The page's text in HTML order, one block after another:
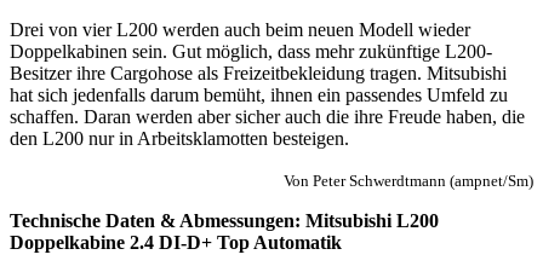
Drei von vier L200 werden auch beim neuen Modell wieder
Doppelkabinen sein. Gut möglich, dass mehr zukünftige L200-
Besitzer ihre Cargohose als Freizeitbekleidung tragen. Mitsubishi
hat sich jedenfalls darum bemüht, ihnen ein passendes Umfeld zu
schaffen. Daran werden aber sicher auch die ihre Freude haben, die
den L200 nur in Arbeitsklamotten besteigen.
Von Peter Schwerdtmann (ampnet/Sm)
Technische Daten & Abmessungen: Mitsubishi L200
Doppelkabine 2.4 DI-D+ Top Automatik